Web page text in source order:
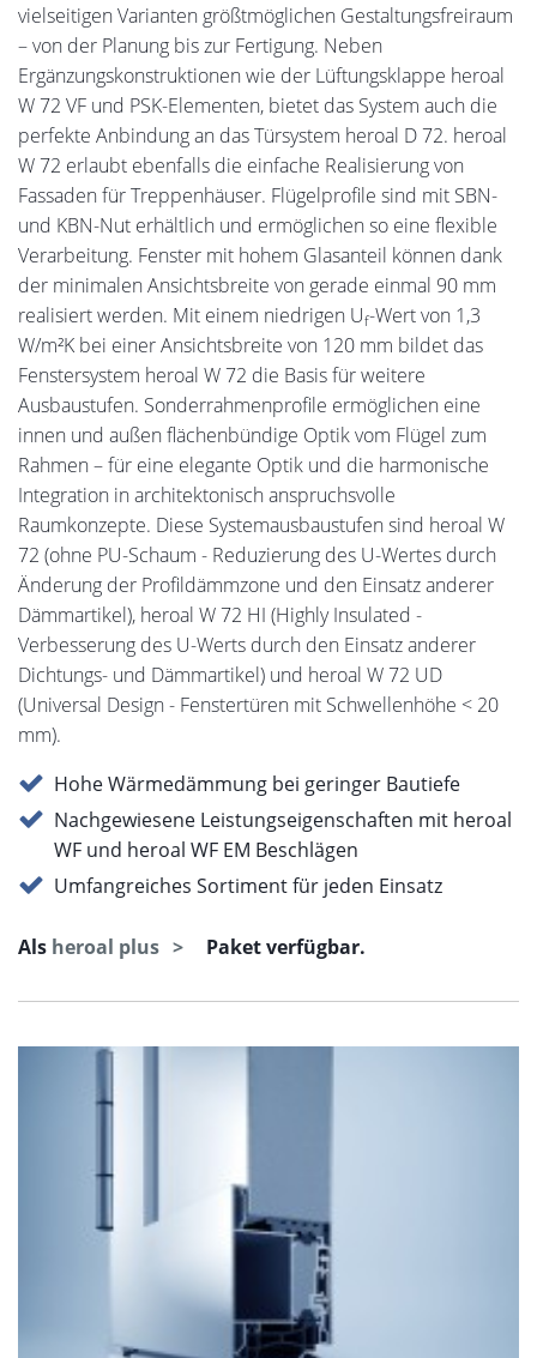
vielseitigen Varianten größtmöglichen Gestaltungsfreiraum
– von der Planung bis zur Fertigung. Neben
Ergänzungskonstruktionen wie der Lüftungsklappe heroal
W 72 VF und PSK-Elementen, bietet das System auch die
perfekte Anbindung an das Türsystem heroal D 72. heroal
W 72 erlaubt ebenfalls die einfache Realisierung von
Fassaden für Treppenhäuser. Flügelprofile sind mit SBN-
und KBN-Nut erhältlich und ermöglichen so eine flexible
Verarbeitung. Fenster mit hohem Glasanteil können dank
der minimalen Ansichtsbreite von gerade einmal 90 mm
realisiert werden. Mit einem niedrigen Uf-Wert von 1,3
W/m²K bei einer Ansichtsbreite von 120 mm bildet das
Fenstersystem heroal W 72 die Basis für weitere
Ausbaustufen. Sonderrahmenprofile ermöglichen eine
innen und außen flächenbündige Optik vom Flügel zum
Rahmen – für eine elegante Optik und die harmonische
Integration in architektonisch anspruchsvolle
Raumkonzepte. Diese Systemausbaustufen sind heroal W
72 (ohne PU-Schaum - Reduzierung des U-Wertes durch
Änderung der Profildämmzone und den Einsatz anderer
Dämmartikel), heroal W 72 HI (Highly Insulated -
Verbesserung des U-Werts durch den Einsatz anderer
Dichtungs- und Dämmartikel) und heroal W 72 UD
(Universal Design - Fenstertüren mit Schwellenhöhe < 20
mm).
Hohe Wärmedämmung bei geringer Bautiefe
Nachgewiesene Leistungseigenschaften mit heroal
WF und heroal WF EM Beschlägen
Umfangreiches Sortiment für jeden Einsatz
Als heroal plus Paket verfügbar.